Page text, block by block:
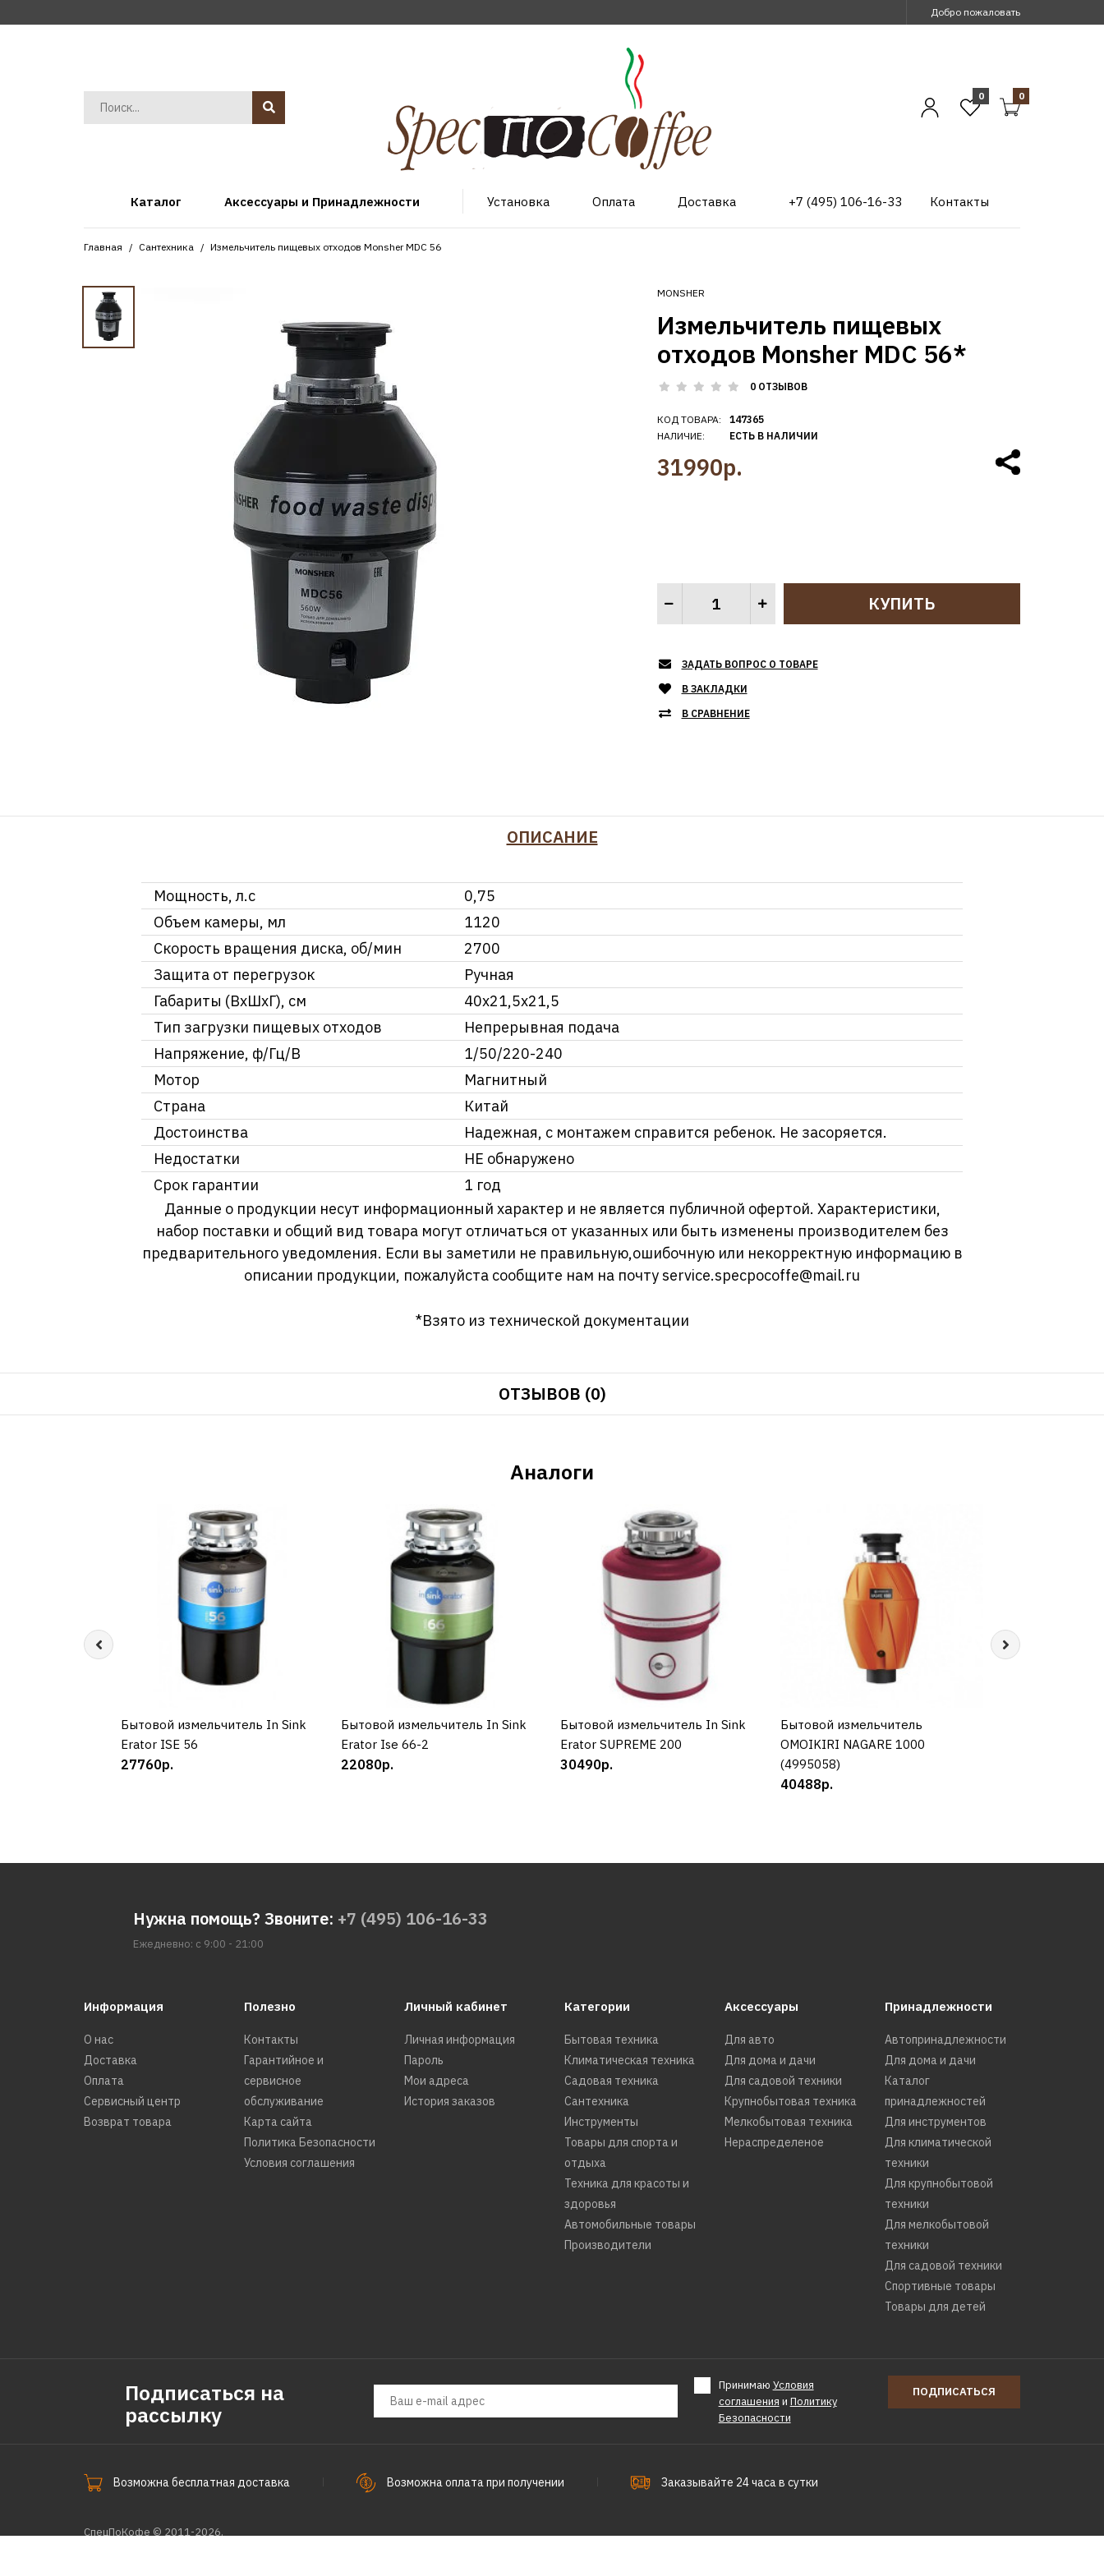
Добро пожаловать
0 0
Каталог Аксессуары и Принадлежности Установка Оплата Доставка +7 (495) 106-16-33 Контакты
Главная Сантехника Измельчитель пищевых отходов Monsher MDC 56
MONSHER
Измельчитель пищевых
отходов Monsher MDC 56*
0 ОТЗЫВОВ
КОД ТОВАРА:
НАЛИЧИЕ:
147365
ЕСТЬ В НАЛИЧИИ
31990р.
ЗАДАТЬ ВОПРОС О ТОВАРЕ
В ЗАКЛАДКИ
В СРАВНЕНИЕ
ОПИСАНИЕ
Мощность, л.с
0,75
Объем камеры, мл
1120
Скорость вращения диска, об/мин
2700
Защита от перегрузок
Ручная
Габариты (ВxШxГ), см
40x21,5x21,5
Тип загрузки пищевых отходов
Непрерывная подача
Напряжение, ф/Гц/В
1/50/220-240
Мотор
Магнитный
Страна
Китай
Достоинства
Надежная, с монтажем справится ребенок. Не засоряется.
Недостатки
НЕ обнаружено
Срок гарантии
1 год
Данные о продукции несут информационный характер и не является публичной офертой. Характеристики,
набор поставки и общий вид товара могут отличаться от указанных или быть изменены производителем без
предварительного уведомления. Если вы заметили не правильную,ошибочную или некорректную информацию в
описании продукции, пожалуйста сообщите нам на почтуservice.specpocoffe@mail.ru
*Взято из технической документации
ОТЗЫВОВ (0)
Аналоги
КУПИТЬ
Бытовой измельчитель In Sink
Erator ISE 56
27760р.
КУПИТЬ
Бытовой измельчитель In Sink
Erator Ise 66-2
22080р.
КУПИТЬ
Бытовой измельчитель In Sink
Erator SUPREME 200
30490р.
КУПИТЬ
Бытовой измельчитель
OMOIKIRI NAGARE 1000
(4995058)
40488р.
Нужна помощь? Звоните: +7 (495) 106-16-33
Ежедневно: с 9:00 - 21:00
Информация
О нас
Доставка
Оплата
Сервисный центр
Возврат товара
Полезно
Контакты
Гарантийное и
сервисное
обслуживание
Карта сайта
Политика Безопасности
Условия соглашения
Личный кабинет
Личная информация
Пароль
Мои адреса
История заказов
Категории
Бытовая техника
Климатическая техника
Садовая техника
Сантехника
Инструменты
Товары для спорта и
отдыха
Техника для красоты и
здоровья
Автомобильные товары
Производители
Аксессуары
Для авто
Для дома и дачи
Для садовой техники
Крупнобытовая техника
Мелкобытовая техника
Нераспределеное
Принадлежности
Автопринадлежности
Для дома и дачи
Каталог
принадлежностей
Для инструментов
Для климатической
техники
Для крупнобытовой
техники
Для мелкобытовой
техники
Для садовой техники
Спортивные товары
Товары для детей
Подписаться на
рассылку
Принимаю Условия
соглашения и Политику
Безопасности
ПОДПИСАТЬСЯ
Возможна бесплатная доставка Возможна оплата при получении Заказывайте 24 часа в сутки
СпецПоКофе © 2011-2026.